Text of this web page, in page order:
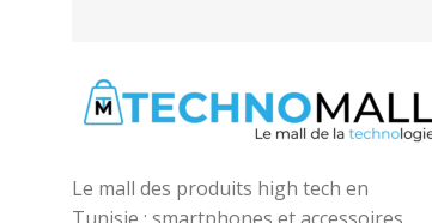
Le mall des produits high tech en